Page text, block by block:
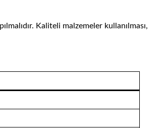
Kaliteli malzemeler kullanılması,